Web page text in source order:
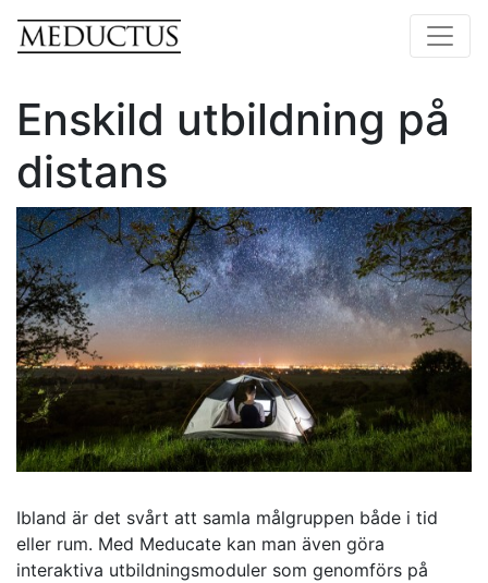
Enskild utbildning på
distans
Ibland är det svårt att samla målgruppen både i tid
eller rum. Med Meducate kan man även göra
interaktiva utbildningsmoduler som genomförs på